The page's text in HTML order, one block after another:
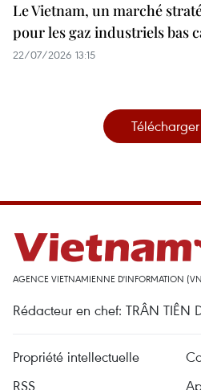
Le Vietnam, un marché
pour les gaz industriels bas
22/07/2026 13:15
AGENCE VIETNAMIENNE D'INFORMATION
Rédacteur en chef: TRÂN TIÊN
Propriété intellectuelle
RSS